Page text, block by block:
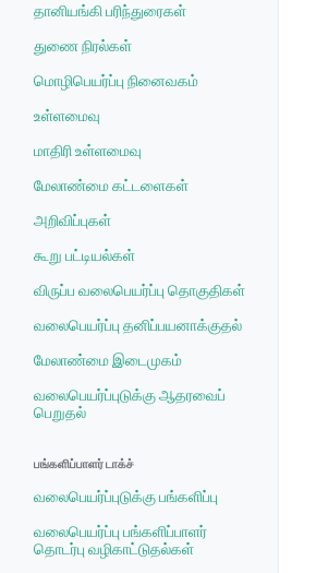
தானியங்கி பரிந்துரைகள்
துணை நிரல்கள்
மொழிபெயர்ப்பு நினைவகம்
உள்ளமைவு
மாதிரி உள்ளமைவு
மேலாண்மை கட்டளைகள்
அறிவிப்புகள்
கூறு பட்டியல்கள்
விருப்ப வலைபெயர்ப்பு தொகுதிகள்
வலைபெயர்ப்பு தனிப்பயனாக்குதல்
மேலாண்மை இடைமுகம்
வலைபெயர்ப்புடுக்கு ஆதரவைப்
பெறுதல்
பங்களிப்பாளர் டாக்ச்
வலைபெயர்ப்புடுக்கு பங்களிப்பு
வலைபெயர்ப்பு பங்களிப்பாளர்
தொடர்பு வழிகாட்டுதல்கள்